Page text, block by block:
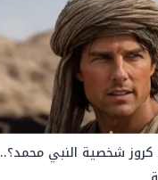
شخصية النبي محمد؟..